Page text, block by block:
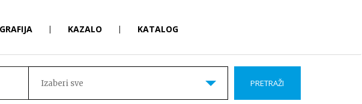
| KAZALO | KATALOG
Izaberi sve PRETRAŽI